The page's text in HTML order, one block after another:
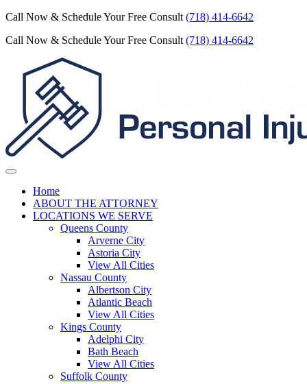
Call Now & Schedule Your Free Consult (718) 414-6642
Call Now & Schedule Your Free Consult (718) 414-6642
Home
ABOUT THE ATTORNEY
LOCATIONS WE SERVE
Queens County
Arverne City
Astoria City
View All Cities
Nassau County
Albertson City
Atlantic Beach
View All Cities
Kings County
Adelphi City
Bath Beach
View All Cities
Suffolk County